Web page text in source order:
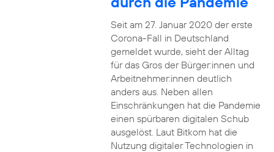
Seit am 27. Januar 2020 der erste
Corona-Fall in Deutschland
gemeldet wurde, sieht der Alltag
für das Gros der Bürger:innen und
Arbeitnehmer:innen deutlich
anders aus. Neben allen
Einschränkungen hat die Pandemie
einen spürbaren digitalen Schub
ausgelöst. Laut Bitkom hat die
Nutzung digitaler Technologien in